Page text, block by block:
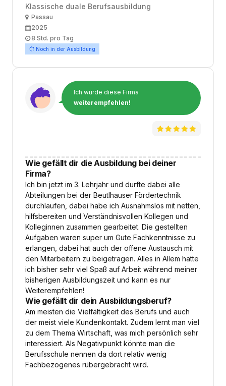
Klassische duale Berufsausbildung
OrtPassau
Ausbildungsbeginn
2025
Arbeitszeit
8 Std. pro Tag
Noch in der Ausbildung
Ich würde diese Firma
weiterempfehlen!
Wie gefällt dir die Ausbildung bei deiner
Firma?
Ich bin jetzt im 3. Lehrjahr und durfte dabei alle
Abteilungen bei der Beutlhauser Fördertechnik
durchlaufen, dabei habe ich Ausnahmslos mit netten,
hilfsbereiten und Verständnisvollen Kollegen und
Kolleginnen zusammen gearbeitet. Die gestellten
Aufgaben waren super um Gute Fachkenntnisse zu
erlangen, dabei hat auch der offene Austausch mit
den Mitarbeitern zu beigetragen. Alles in Allem hatte
ich bisher sehr viel Spaß auf Arbeit während meiner
bisherigen Ausbildungszeit und kann es nur
Weiterempfehlen!
Wie gefällt dir dein Ausbildungsberuf?
Am meisten die Vielfältigkeit des Berufs und auch
der meist viele Kundenkontakt. Zudem lernt man viel
zu dem Thema Wirtschaft, was mich persönlich sehr
interessiert. Als Negativpunkt könnte man die
Berufsschule nennen da dort relativ wenig
Fachbezogenes rübergebracht wird.